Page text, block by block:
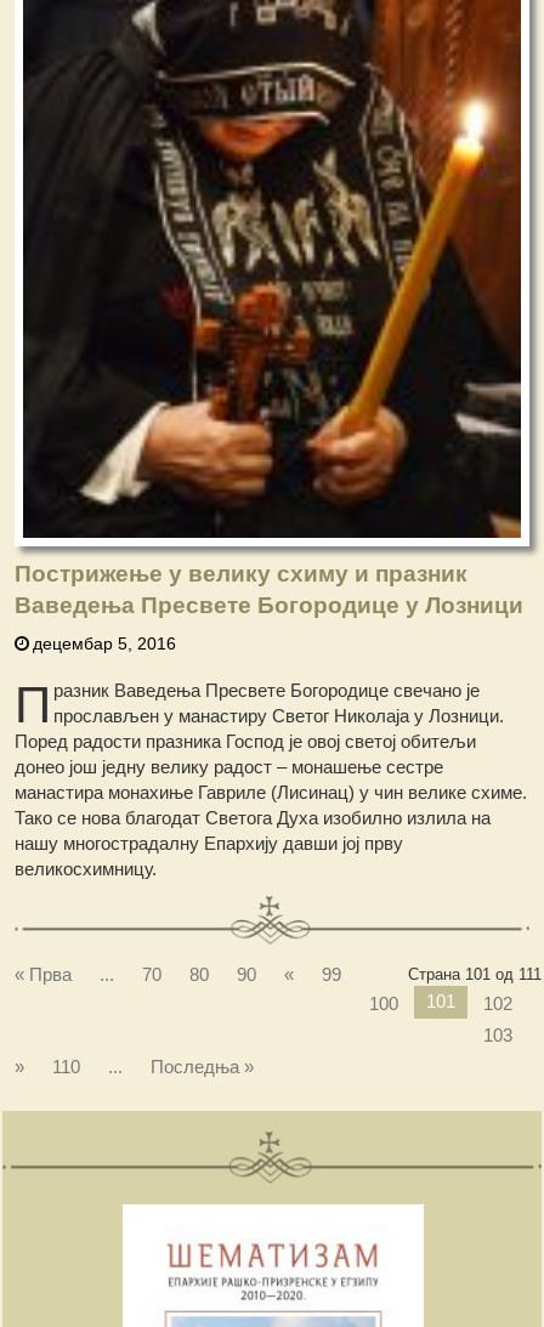
Пострижење у велику схиму и празник
Ваведења Пресвете Богородице у Лозници
децембар 5, 2016
П разник Ваведења Пресвете Богородице свечано је
прослављен у манастиру Светог Николаја у Лозници.
Поред радости празника Господ је овој светој обитељи
донео још једну велику радост – монашење сестре
манастира монахиње Гавриле (Лисинац) у чин велике схиме.
Тако се нова благодат Светога Духа изобилно излила на
нашу многострадалну Епархију давши јој прву
великосхимницу.
Страна 101 од 111
« Прва ... 70 80 90 «
99
100
101
102
103
»
110 ... Последња »